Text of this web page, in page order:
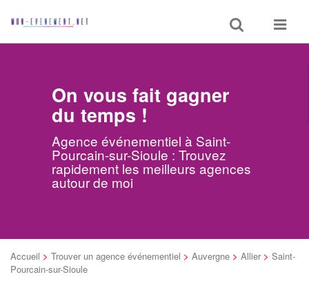
Toggle
search
Toggle
On vous fait gagner
du temps !
Agence événementiel à Saint-
Pourcain-sur-Sioule : Trouvez
rapidement les meilleurs agences
autour de moi
Accueil > Trouver un agence événementiel > Auvergne > Allier > Saint-
Pourcain-sur-Sioule